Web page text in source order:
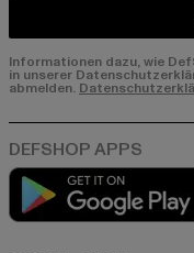
Informationen dazu, wie
in unserer
abmelden.